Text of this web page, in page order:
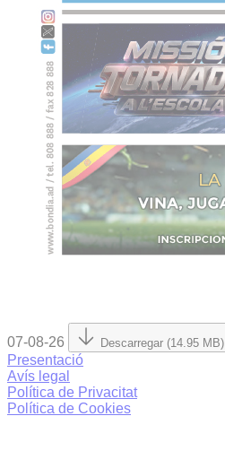
07-08-26 Descarregar (14.95 MB)
Presentació
Avís legal
Política de Privacitat
Política de Cookies